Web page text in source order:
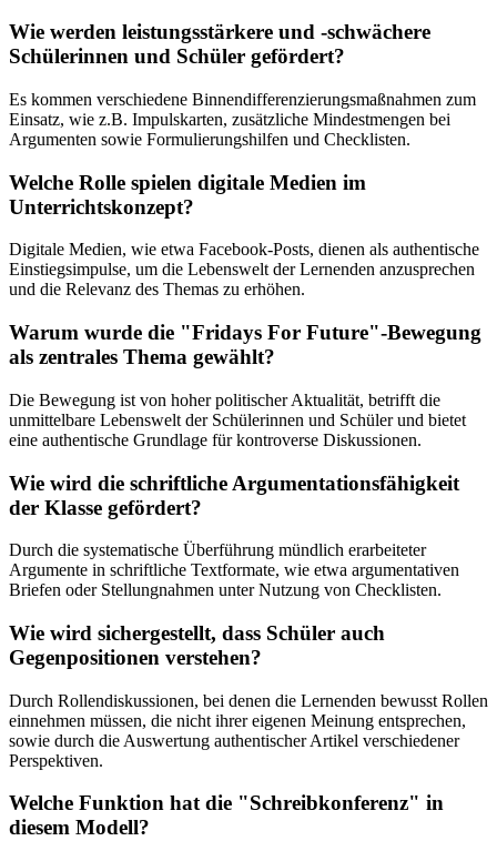
Wie werden leistungsstärkere und -schwächere
Schülerinnen und Schüler gefördert?
Es kommen verschiedene Binnendifferenzierungsmaßnahmen zum
Einsatz, wie z.B. Impulskarten, zusätzliche Mindestmengen bei
Argumenten sowie Formulierungshilfen und Checklisten.
Welche Rolle spielen digitale Medien im
Unterrichtskonzept?
Digitale Medien, wie etwa Facebook-Posts, dienen als authentische
Einstiegsimpulse, um die Lebenswelt der Lernenden anzusprechen
und die Relevanz des Themas zu erhöhen.
Warum wurde die "Fridays For Future"-Bewegung
als zentrales Thema gewählt?
Die Bewegung ist von hoher politischer Aktualität, betrifft die
unmittelbare Lebenswelt der Schülerinnen und Schüler und bietet
eine authentische Grundlage für kontroverse Diskussionen.
Wie wird die schriftliche Argumentationsfähigkeit
der Klasse gefördert?
Durch die systematische Überführung mündlich erarbeiteter
Argumente in schriftliche Textformate, wie etwa argumentativen
Briefen oder Stellungnahmen unter Nutzung von Checklisten.
Wie wird sichergestellt, dass Schüler auch
Gegenpositionen verstehen?
Durch Rollendiskussionen, bei denen die Lernenden bewusst Rollen
einnehmen müssen, die nicht ihrer eigenen Meinung entsprechen,
sowie durch die Auswertung authentischer Artikel verschiedener
Perspektiven.
Welche Funktion hat die "Schreibkonferenz" in
diesem Modell?